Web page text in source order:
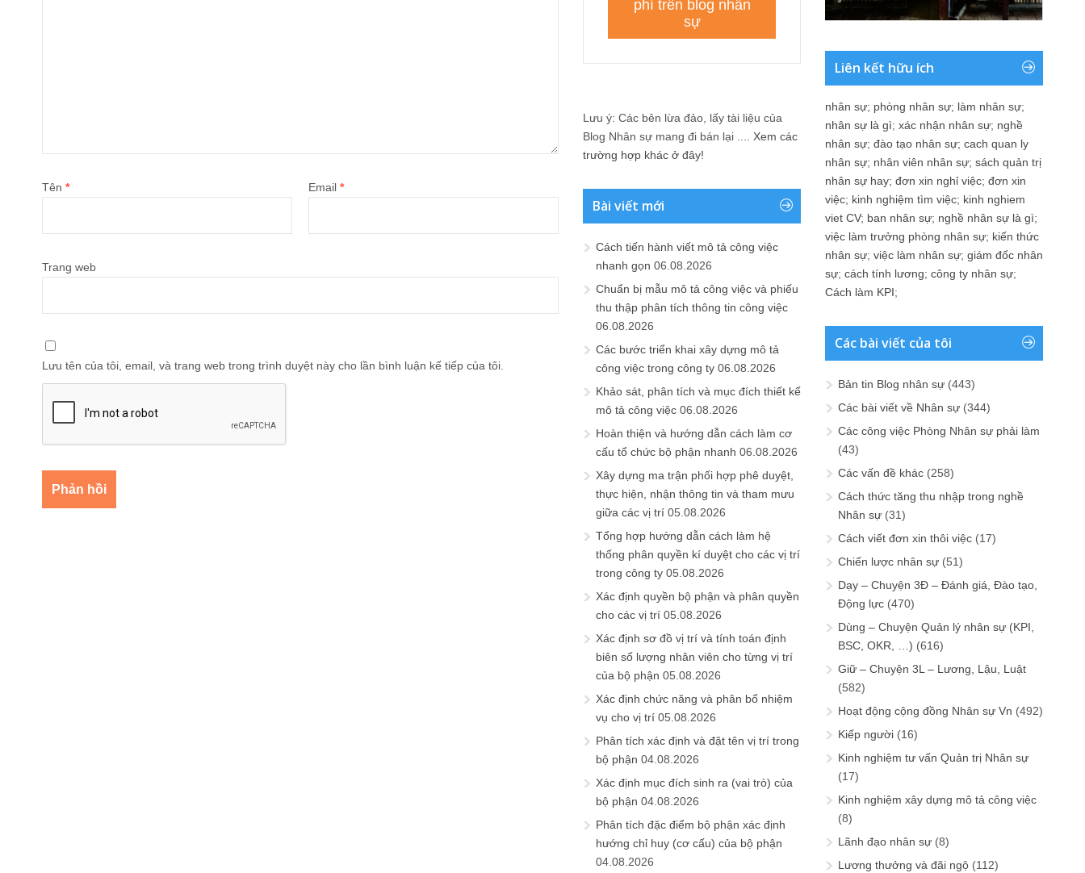
Tên * Email *
Trang web
Lưu tên của tôi, email, và trang web trong trình duyệt này cho lần bình luận kế tiếp của tôi.
Lưu ý: Các bên lừa đảo, lấy tài liệu của
Blog Nhân sự mang đi bán lại .... Xem các
trường hợp khác ở đây!
Bài viết mới
Cách tiến hành viết mô tả công việc
nhanh gọn 06.08.2026
Chuẩn bị mẫu mô tả công việc và phiếu
thu thập phân tích thông tin công việc
06.08.2026
Các bước triển khai xây dựng mô tả
công việc trong công ty 06.08.2026
Khảo sát, phân tích và mục đích thiết kế
mô tả công việc 06.08.2026
Hoàn thiện và hướng dẫn cách làm cơ
cấu tổ chức bộ phận nhanh 06.08.2026
Xây dựng ma trận phối hợp phê duyệt,
thực hiện, nhận thông tin và tham mưu
giữa các vị trí 05.08.2026
Tổng hợp hướng dẫn cách làm hệ
thống phân quyền kí duyệt cho các vị trí
trong công ty 05.08.2026
Xác định quyền bộ phận và phân quyền
cho các vị trí 05.08.2026
Xác định sơ đồ vị trí và tính toán định
biên số lượng nhân viên cho từng vị trí
của bộ phận 05.08.2026
Xác định chức năng và phân bổ nhiệm
vụ cho vị trí 05.08.2026
Phân tích xác định và đặt tên vị trí trong
bộ phận 04.08.2026
Xác định mục đích sinh ra (vai trò) của
bộ phận 04.08.2026
Phân tích đặc điểm bộ phận xác định
hướng chỉ huy (cơ cấu) của bộ phận
04.08.2026
Liên kết hữu ích
nhân sự; phòng nhân sự; làm nhân sự;
nhân sự là gì; xác nhận nhân sự; nghề
nhân sự; đào tạo nhân sự; cach quan ly
nhân sự; nhân viên nhân sự; sách quản trị
nhân sự hay; đơn xin nghỉ việc; đơn xin
việc; kinh nghiệm tìm việc; kinh nghiem
viet CV; ban nhân sự; nghề nhân sự là gì;
việc làm trưởng phòng nhân sự; kiến thức
nhân sự; việc làm nhân sự; giám đốc nhân
sự; cách tính lương; công ty nhân sự;
Cách làm KPI;
Các bài viết của tôi
Bản tin Blog nhân sự (443)
Các bài viết về Nhân sự (344)
Các công việc Phòng Nhân sự phải làm
(43)
Các vấn đề khác (258)
Cách thức tăng thu nhập trong nghề
Nhân sự (31)
Cách viết đơn xin thôi việc (17)
Chiến lược nhân sự (51)
Dạy – Chuyện 3Đ – Đánh giá, Đào tạo,
Động lực (470)
Dùng – Chuyện Quản lý nhân sự (KPI,
BSC, OKR, …) (616)
Giữ – Chuyện 3L – Lương, Lậu, Luật
(582)
Hoạt động cộng đồng Nhân sự Vn (492)
Kiếp người (16)
Kinh nghiệm tư vấn Quản trị Nhân sự
(17)
Kinh nghiệm xây dựng mô tả công việc
(8)
Lãnh đạo nhân sự (8)
Lương thưởng và đãi ngộ (112)